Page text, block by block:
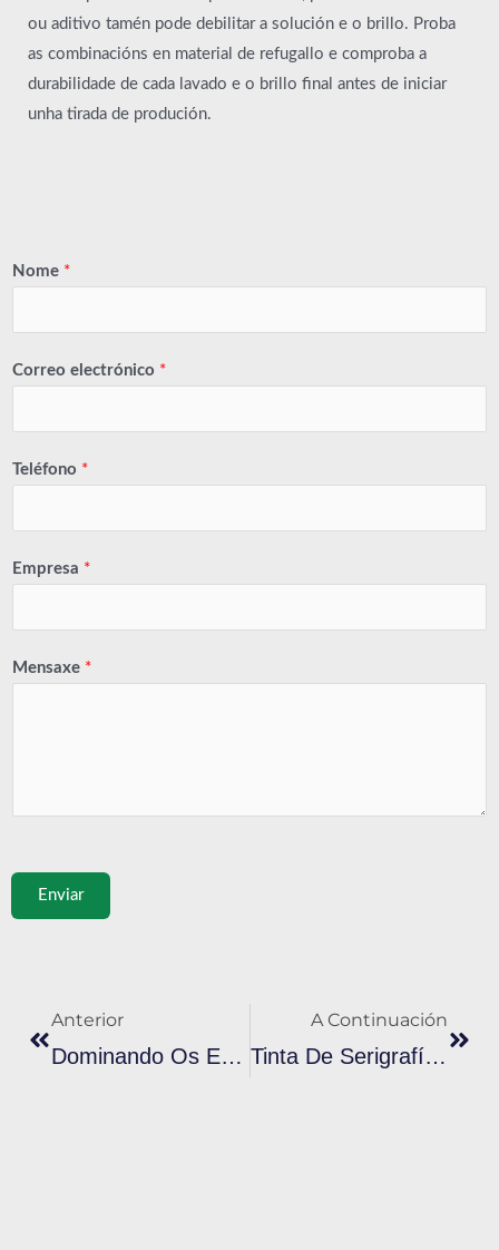
ou aditivo tamén pode debilitar a solución e o brillo. Proba
as combinacións en material de refugallo e comproba a
durabilidade de cada lavado e o brillo final antes de iniciar
unha tirada de produción.
Nome *
Correo electrónico *
Teléfono *
Empresa *
Mensaxe *
Enviar
Anterior
Dominando Os Efectos Profesionais De Tinta De Serigrafía Metálica
A Continuación
Tinta De Serigrafía: Imprimir Con Tinta Como Pintura